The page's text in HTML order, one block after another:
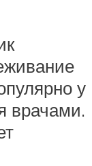
у
врачами.